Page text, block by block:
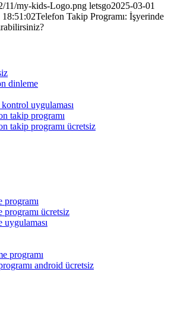
11/my-kids-Logo.png letsgo2025-03-01
Telefon Takip Programı: İşyerinde
dinleme
uygulaması
takip programı
takip programı ücretsiz
programı
programı ücretsiz
uygulaması
programı
android ücretsiz